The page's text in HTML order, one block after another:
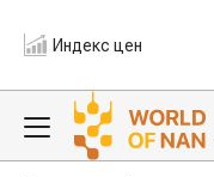
Индекс цен